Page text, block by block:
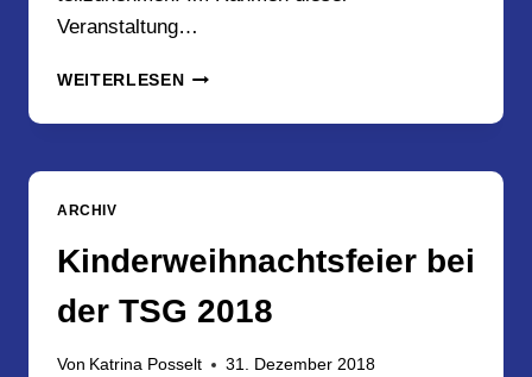
Veranstaltung…
WEITERLESENKIDS
TEENS
16.03.2019
ARCHIV
Kinderweihnachtsfeier bei
der TSG 2018
Von Katrina Posselt 31. Dezember 2018